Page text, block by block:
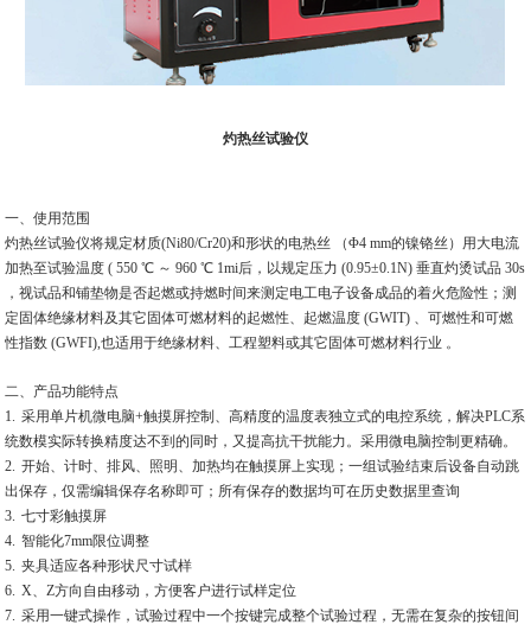
灼热丝试验仪
一、使用范围
灼热丝试验仪将规定材质(Ni80/Cr20)和形状的电热丝 （Φ4 mm的镍铬丝）用大电流
加热至试验温度 ( 550 ℃ ～ 960 ℃ 1mi后，以规定压力 (0.95±0.1N) 垂直灼烫试品 30s
，视试品和铺垫物是否起燃或持燃时间来测定电工电子设备成品的着火危险性；测
定固体绝缘材料及其它固体可燃材料的起燃性、起燃温度 (GWIT) 、可燃性和可燃
性指数 (GWFI),也适用于绝缘材料、工程塑料或其它固体可燃材料行业 。
二、产品功能特点
1. 采用单片机微电脑+触摸屏控制、高精度的温度表独立式的电控系统，解决PLC系
统数模实际转换精度达不到的同时，又提高抗干扰能力。采用微电脑控制更精确。
2. 开始、计时、排风、照明、加热均在触摸屏上实现；一组试验结束后设备自动跳
出保存，仅需编辑保存名称即可；所有保存的数据均可在历史数据里查询
3. 七寸彩触摸屏
4. 智能化7mm限位调整
5. 夹具适应各种形状尺寸试样
6. X、Z方向自由移动，方便客户进行试样定位
7. 采用一键式操作，试验过程中一个按键完成整个试验过程，无需在复杂的按钮间